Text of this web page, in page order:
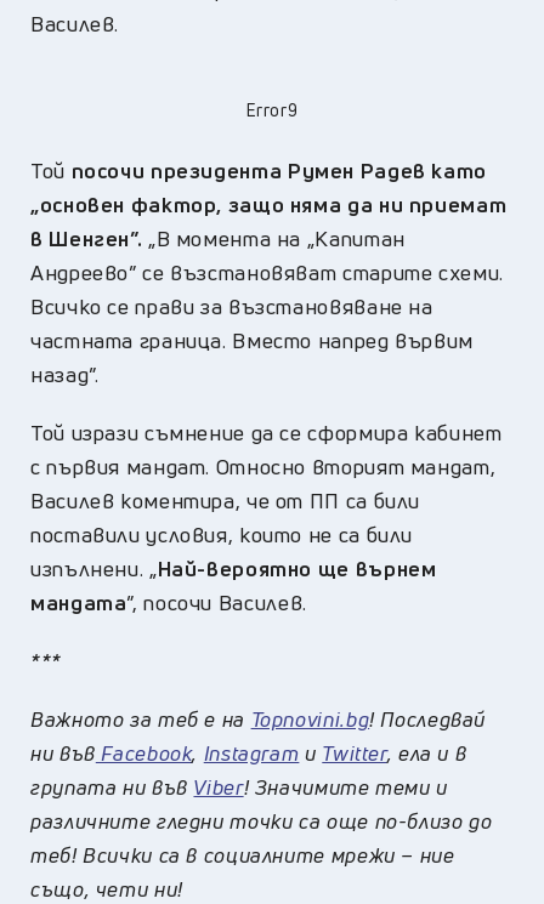
Василев.
Error9
Той посочи президента Румен Радев като
„основен фактор, защо няма да ни приемат
в Шенген”. „В момента на „Капитан
Андреево” се възстановяват старите схеми.
Всичко се прави за възстановяване на
частната граница. Вместо напред вървим
назад”.
Той изрази съмнение да се сформира кабинет
с първия мандат. Относно вторият мандат,
Василев коментира, че от ПП са били
поставили условия, които не са били
изпълнени. „Най-вероятно ще върнем
мандата”, посочи Василев.
***
Важното за теб е на Topnovini.bg! Последвай
ни във Facebook, Instagram и Twitter, ела и в
групата ни във Viber! Значимите теми и
различните гледни точки са още по-близо до
теб! Всички са в социалните мрежи – ние
също, чети ни!